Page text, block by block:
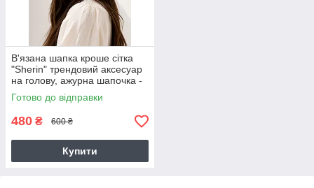
В'язана шапка кроше сітка
"Sherin" трендовий аксесуар
на голову, ажурна шапочка -
бежева
Готово до відправки
480 ₴ 600 ₴
Купити